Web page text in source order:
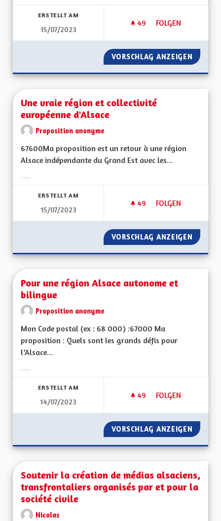
ERSTELLT AM
15/07/2023
49 49 FOLLOWER
FOLGEN
REDYNAMISATION
VORSCHLAG ANZEIGEN
Une vraie région et collectivité
européenne d'Alsace
Proposition anonyme
67600Ma proposition est un retour à une région
Alsace indépendante du Grand Est avec les...
ERSTELLT AM
15/07/2023
49 49 FOLLOWER
FOLGEN
UNE VRAIE
VORSCHLAG ANZEIGEN UNE
Pour une région Alsace autonome et
bilingue
Proposition anonyme
Mon Code postal (ex : 68 000) :67000 Ma
proposition : Quels sont les grands défis pour
l’Alsace...
ERSTELLT AM
14/07/2023
49 49 FOLLOWER
FOLGEN
POUR UNE
VORSCHLAG ANZEIGEN POUR
Soutenir la création de médias alsaciens,
transfrontaliers organisés par et pour la
société civile
Nicolas